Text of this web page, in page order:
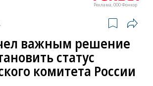
Реклама, ООО Фонкор
важным решение
статус
комитета России